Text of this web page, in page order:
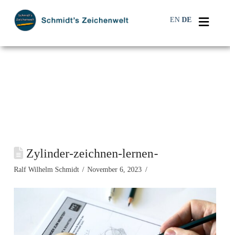
Zylinder-zeichnen-lernen-
Ralf Wilhelm Schmidt November 6, 2023
EN DE